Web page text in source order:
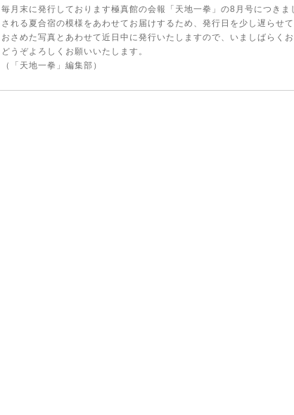
毎月末に発行しております極真館の会報「天地一拳」の8月号につき
される夏合宿の模様をあわせてお届けするため、発行日を少し遅らせ
おさめた写真とあわせて近日中に発行いたしますので、いましばらくお
どうぞよろしくお願いいたします。
（「天地一拳」編集部）